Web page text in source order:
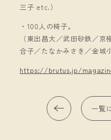
三子 etc.）
・100人の椅子。
（東出昌大／武田砂鉄／
合子／たなかみさき／金城
https://brutus.jp/
一覧